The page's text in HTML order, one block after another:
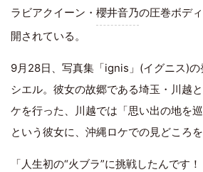
ラビアクイーン・ 櫻井音乃の圧巻ボデ
開されている。
9月28日、写真集「ignis」(イグニス)の
シエル。彼女の故郷である埼玉・川越
ケを行った、川越では「思い出の地を
という彼女に、沖縄ロケでの見どころを
「人生初の“火ブラ”に挑戦したんです